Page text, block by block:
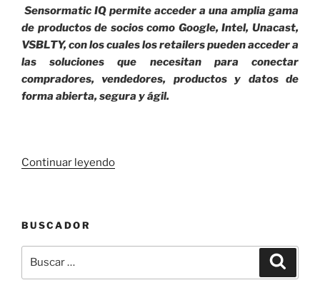
Sensormatic IQ permite acceder a una amplia gama
de productos de socios como Google, Intel, Unacast,
VSBLTY, con los cuales los retailers pueden acceder a
las soluciones que necesitan para conectar
compradores, vendedores, productos y datos de
forma abierta, segura y ágil.
Continuar leyendo«Lanzan
con
artificial
BUSCADOR
por: